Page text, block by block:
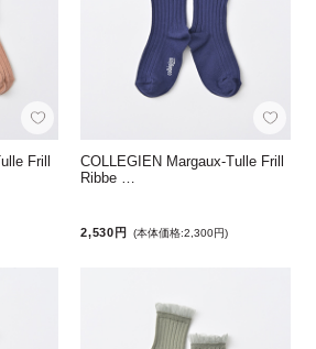
Frill
COLLEGIEN Margaux-Tulle Frill
Ribbe …
2,530円 (本体価格:2,300円)